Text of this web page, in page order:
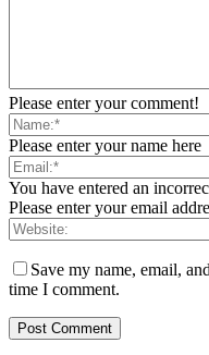
Please enter your comment!
Please enter your name here
You have entered an
Please enter your email
Save my name, email,
time I comment.